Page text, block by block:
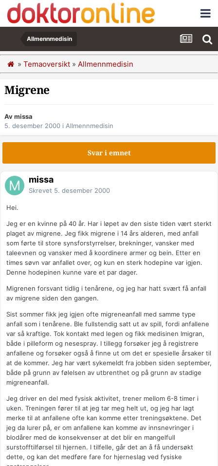
Allmennmedisin
» Temaoversikt » Allmennmedisin
Migrene
Av missa
5. desember 2000 i Allmennmedisin
Svar i emnet
missa
Skrevet 5. desember 2000
Hei.
Jeg er en kvinne på 40 år. Har i løpet av den siste tiden vært sterkt
plaget av migrene. Jeg fikk migrene i 14 års alderen, med anfall
som førte til store synsforstyrrelser, brekninger, vansker med
taleevnen og vansker med å koordinere armer og bein. Etter en
times søvn var anfallet over, og kun en sterk hodepine var igjen.
Denne hodepinen kunne vare et par dager.
Migrenen forsvant tidlig i tenårene, og jeg har hatt svært få anfall
av migrene siden den gangen.
Sist sommer fikk jeg igjen ofte migreneanfall med samme type
anfall som i tenårene. Ble fullstendig satt ut av spill, fordi anfallene
var så kraftige. Tok kontakt med legen og fikk medisinen Imigran,
både i pilleform og nesespray. I tillegg forsøker jeg å registrere
anfallene og forsøker også å finne ut om det er spesielle årsaker til
at de kommer. Jeg har vært sykemeldt fra jobben siden september,
både på grunn av følelsen av utbrenthet og på grunn av stadige
migreneanfall.
Jeg driver en del med fysisk aktivitet, trener mellom 6-8 timer i
uken. Treningen fører til at jeg tar meg helt ut, og jeg har lagt
merke til at anfallene ofte kan komme etter treningsøktene. Det
jeg da lurer på, er om anfallene kan komme av innsnevringer i
blodårer med de konsekvenser at det blir en mangelfull
surstofftilførsel til hjernen. I tilfelle, går det an å få undersøkt
dette, og kan det medføre fare for hjerneslag ved fysiske